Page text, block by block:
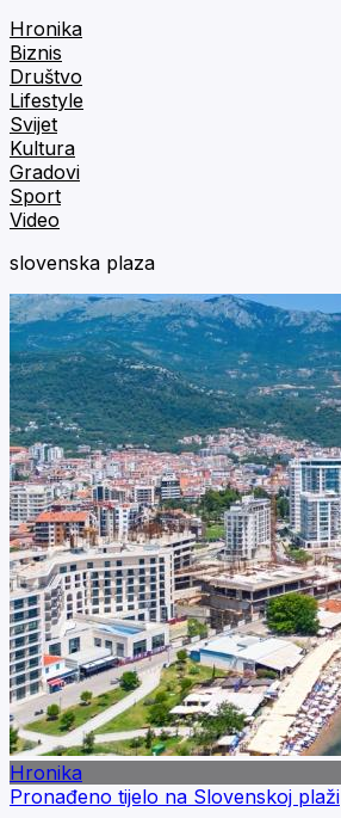
Hronika
Biznis
Društvo
Lifestyle
Svijet
Kultura
Gradovi
Sport
Video
slovenska plaza
Hronika
Pronađeno tijelo na Slovenskoj plaži